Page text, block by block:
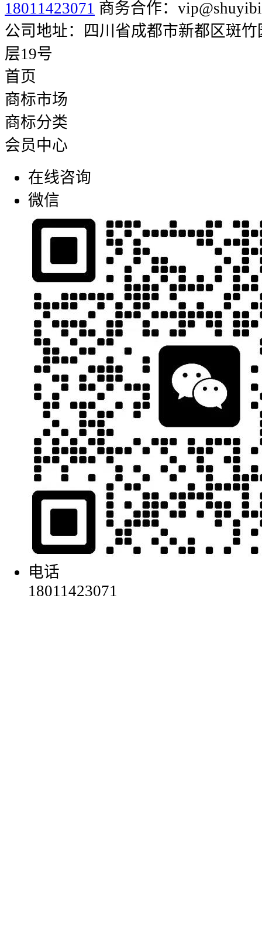
18011423071 商务合作：
公司地址：四川省成都市新都区斑
层19号
首页
商标市场
商标分类
会员中心
在线咨询
微信
电话
18011423071